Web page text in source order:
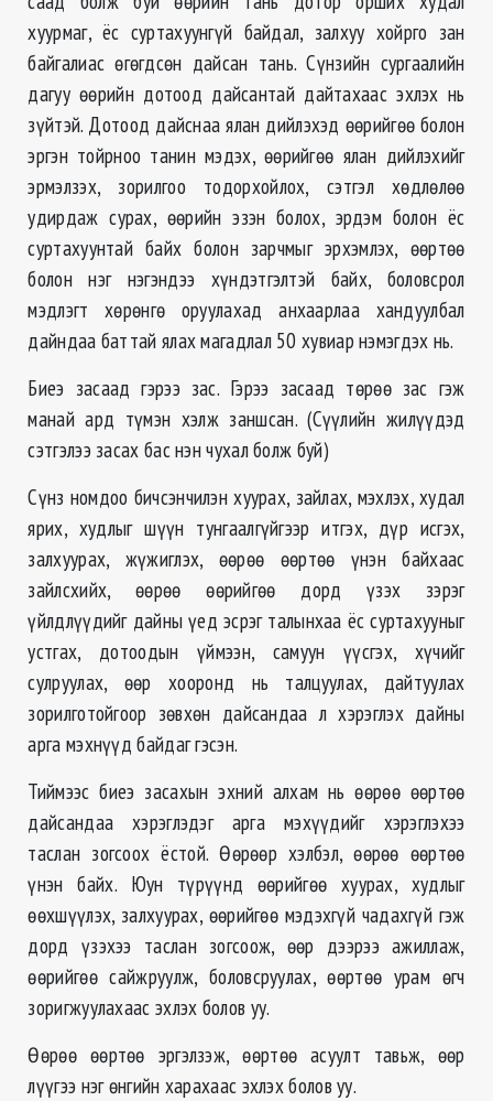
хуурмаг, ёс суртахуунгүй байдал, залхуу хойрго зан
байгалиас өгөгдсөн дайсан тань. Сүнзийн сургаалийн
дагуу өөрийн дотоод дайсантай дайтахаас эхлэх нь
зүйтэй. Дотоод дайснаа ялан дийлэхэд өөрийгөө болон
эргэн тойрноо танин мэдэх, өөрийгөө ялан дийлэхийг
эрмэлзэх, зорилгоо тодорхойлох, сэтгэл хөдлөлөө
удирдаж сурах, өөрийн эзэн болох, эрдэм болон ёс
суртахуунтай байх болон зарчмыг эрхэмлэх, өөртөө
болон нэг нэгэндээ хүндэтгэлтэй байх, боловсрол
мэдлэгт хөрөнгө оруулахад анхаарлаа хандуулбал
дайндаа баттай ялах магадлал 50 хувиар нэмэгдэх нь.
Биеэ засаад гэрээ зас. Гэрээ засаад төрөө зас гэж
манай ард түмэн хэлж заншсан. (Сүүлийн жилүүдэд
сэтгэлээ засах бас нэн чухал болж буй)
Сүнз номдоо бичсэнчилэн хуурах, зайлах, мэхлэх, худал
ярих, худлыг шүүн тунгаалгүйгээр итгэх, дүр исгэх,
залхуурах, жүжиглэх, өөрөө өөртөө үнэн байхаас
зайлсхийх, өөрөө өөрийгөө дорд үзэх зэрэг
үйлдлүүдийг дайны үед эсрэг талынхаа ёс суртахууныг
устгах, дотоодын үймээн, самуун үүсгэх, хүчийг
сулруулах, өөр хооронд нь талцуулах, дайтуулах
зорилготойгоор зөвхөн дайсандаа л хэрэглэх дайны
арга мэхнүүд байдаг гэсэн.
Тиймээс биеэ засахын эхний алхам нь өөрөө өөртөө
дайсандаа хэрэглэдэг арга мэхүүдийг хэрэглэхээ
таслан зогсоох ёстой. Өөрөөр хэлбэл, өөрөө өөртөө
үнэн байх. Юун түрүүнд өөрийгөө хуурах, худлыг
өөхшүүлэх, залхуурах, өөрийгөө мэдэхгүй чадахгүй гэж
дорд үзэхээ таслан зогсоож, өөр дээрээ ажиллаж,
өөрийгөө сайжруулж, боловсруулах, өөртөө урам өгч
зоригжуулахаас эхлэх болов уу.
Өөрөө өөртөө эргэлзэж, өөртөө асуулт тавьж, өөр
лүүгээ нэг өнгийн харахаас эхлэх болов уу.